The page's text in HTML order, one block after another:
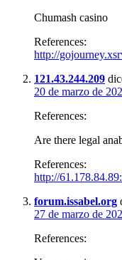
Chumash casino
References:
http://
121.43.244.209
20 de marzo de
References:
Are there legal
References:
http://
forum.issabel.org
27 de marzo de
References: